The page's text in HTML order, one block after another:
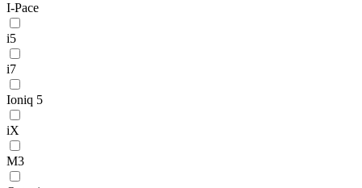
I-Pace
i5
i7
Ioniq 5
iX
M3